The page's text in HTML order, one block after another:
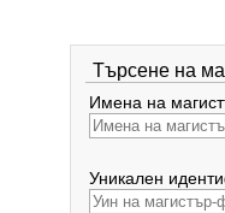
Търсене на
Имена на
Уникален